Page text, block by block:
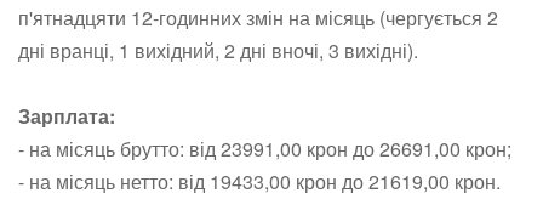
п'ятнадцяти 12-годинних змін на місяць (чергується 2
дні вранці, 1 вихідний, 2 дні вночі, 3 вихідні).
Зарплата:
- на місяць брутто: від 23991,00 крон до 26691,00 крон;
- на місяць нетто: від 19433,00 крон до 21619,00 крон.